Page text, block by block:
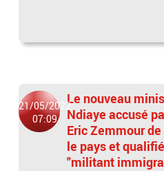
21/05/2022
07:09
Le nouveau
Ndiaye accusé
Eric Zemmour
le pays et
"militant